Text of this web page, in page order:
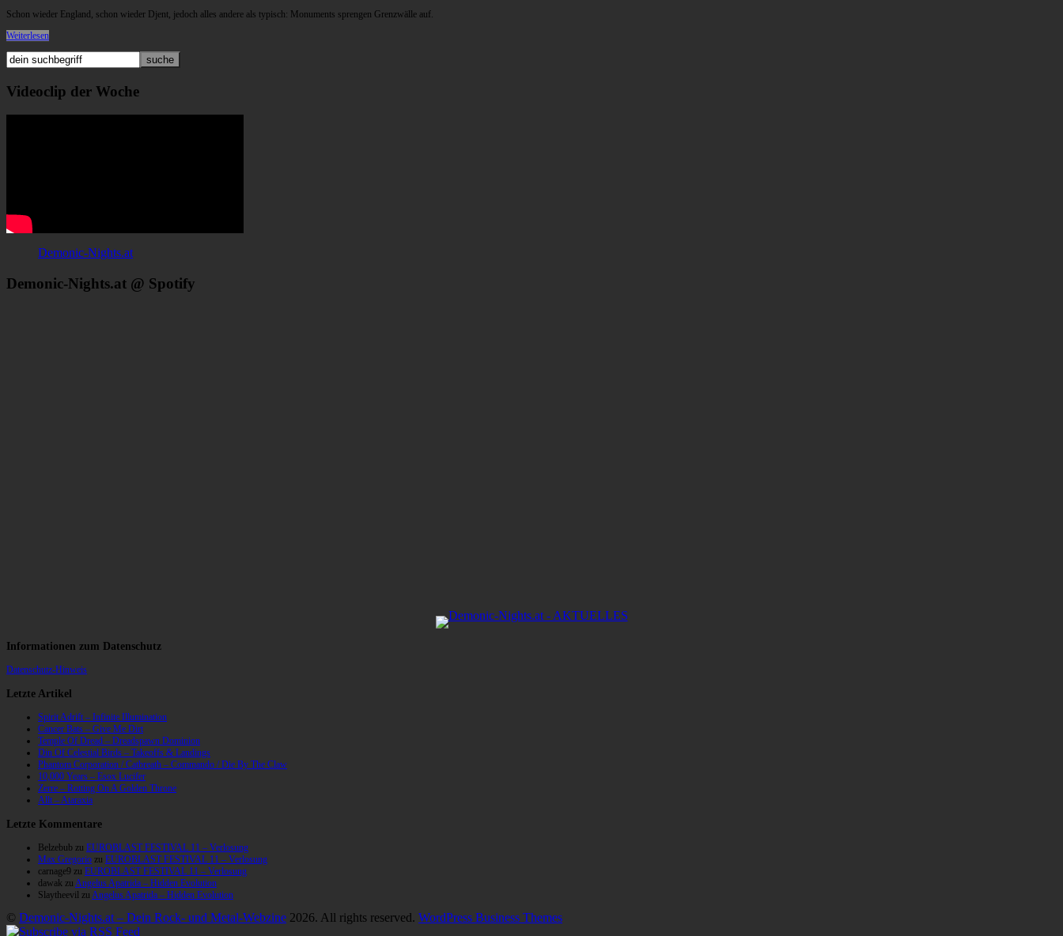
Schon wieder England, schon wieder Djent, jedoch alles andere als typisch: Monuments sprengen Grenzwälle auf.
Weiterlesen
Videoclip der Woche
Demonic-Nights.at
Demonic-Nights.at @ Spotify
Informationen zum Datenschutz
Datenschutz-Hinweis
Letzte Artikel
Spirit Adrift – Infinite Illumination
Cancer Bats – Give Me Dirt
Temple Of Dread – Dreadspawn Dominion
Din Of Celestial Birds – Takeoffs & Landings
Phantom Corporation / Catbreath – Commando / Die By The Claw
10,000 Years – Esox Lucifer
Zerre – Rotting On A Golden Throne
Allt – Ataraxia
Letzte Kommentare
Belzebub zu EUROBLAST FESTIVAL 11 – Verlosung
Max Gregorio zu EUROBLAST FESTIVAL 11 – Verlosung
carnage9 zu EUROBLAST FESTIVAL 11 – Verlosung
dawak zu Angelus Apatrida – Hidden Evolution
Slaytheevil zu Angelus Apatrida – Hidden Evolution
© Demonic-Nights.at – Dein Rock- und Metal-Webzine 2026. All rights reserved. WordPress Business Themes